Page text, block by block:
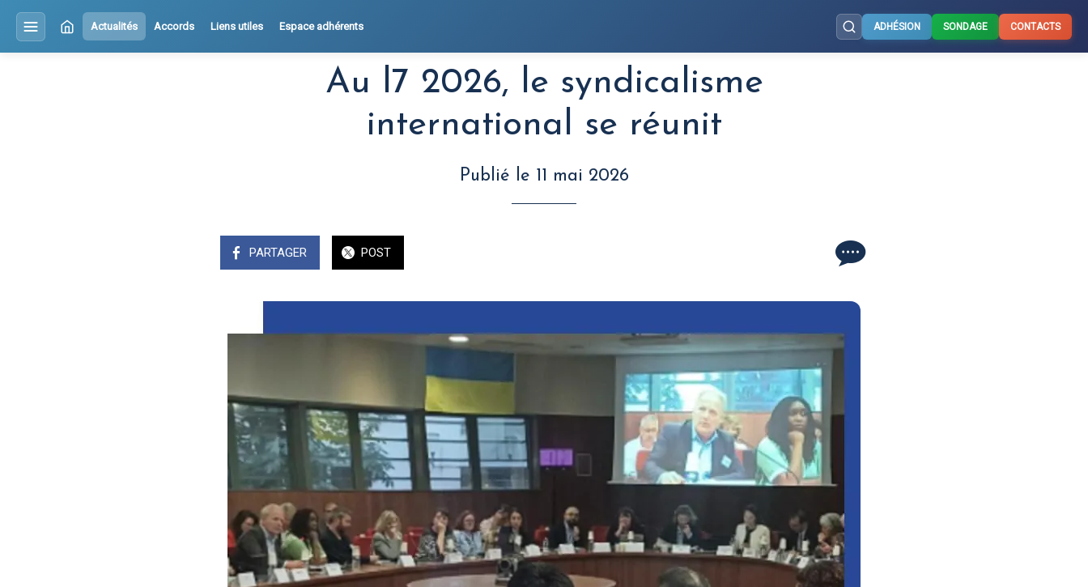
Actualités Accords Liens utiles Espace adhérents ADHÉSION SONDAGE CONTACTS
Au l7 2026, le syndicalisme
international se réunit
Publié le 11 mai 2026
PARTAGER POST